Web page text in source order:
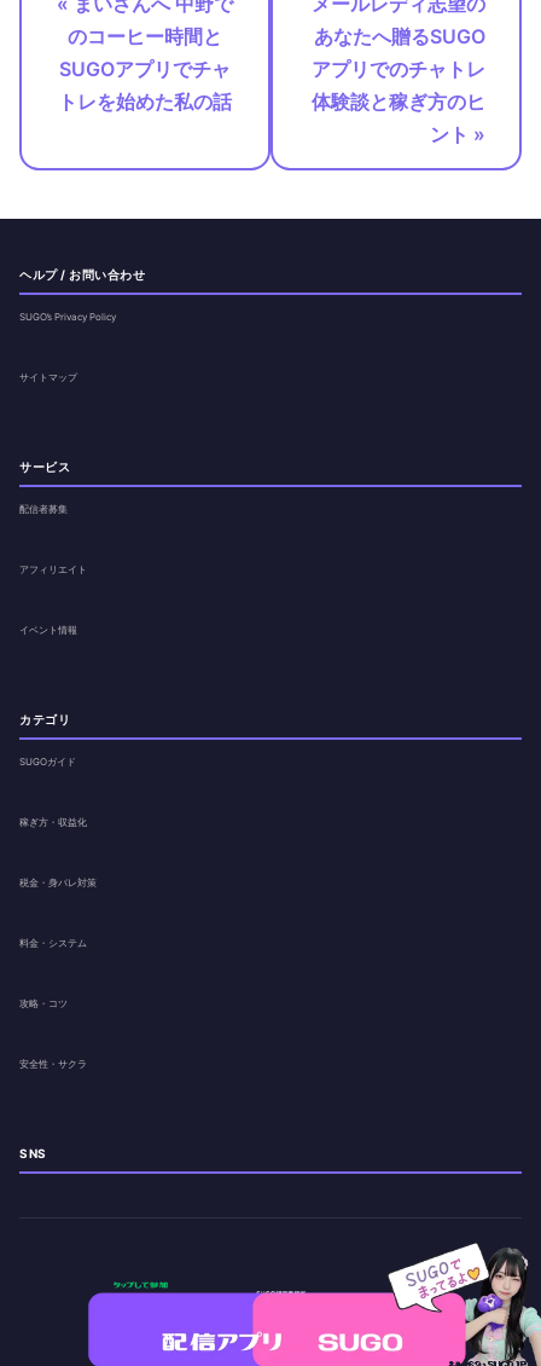
のコーヒー時間と
SUGOアプリでチャ
トレを始めた私の話
あなたへ贈るSUGO
アプリでのチャトレ
体験談と稼ぎ方のヒ
ント »
ヘルプ / お問い合わせ
SUGO’s Privacy Policy
サイトマップ
サービス
配信者募集
アフィリエイト
イベント情報
カテゴリ
SUGOガイド
稼ぎ方・収益化
税金・身バレ対策
料金・システム
攻略・コツ
安全性・サクラ
SNS
© 2026 . All Rights Reserved.